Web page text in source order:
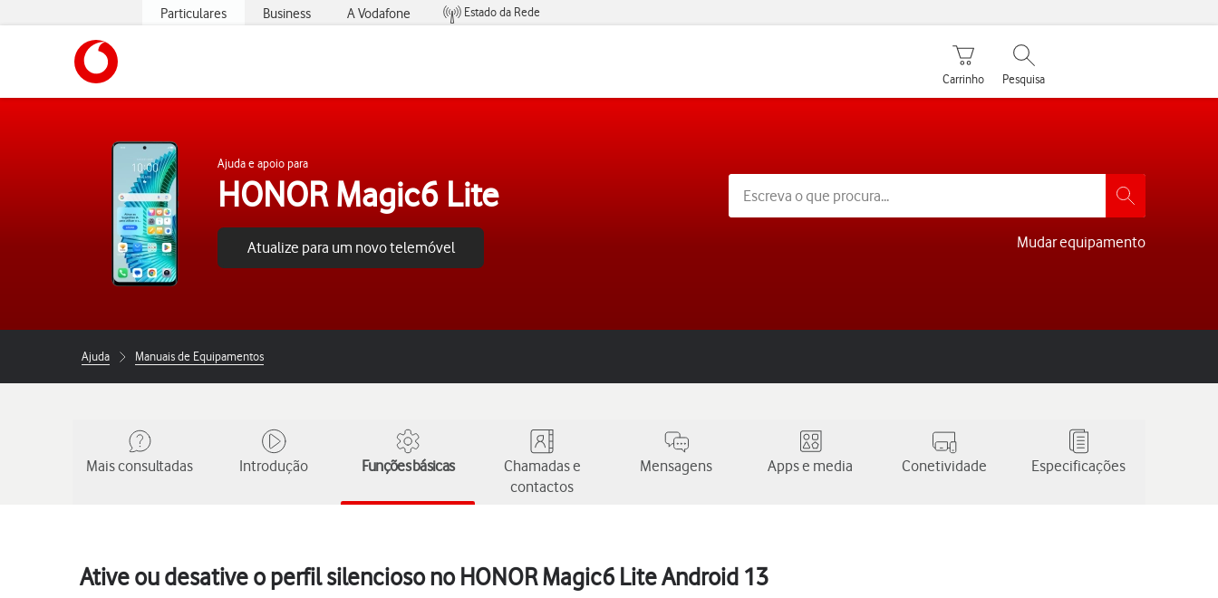
Particulares Business A Vodafone
Estado da Rede
Carrinho de compras
Carrinho
Pesquisar
Pesquisa
Ajuda e apoio para
HONOR Magic6 Lite
Atualize para um novo telemóvel Mudar equipamento
Ajuda Manuais de Equipamentos
Mais consultadas Introdução Funções básicas
Chamadas e
contactos
Mensagens Apps e media Conetividade Especificações
Ative ou desative o perfil silencioso no HONOR Magic6 Lite Android 13